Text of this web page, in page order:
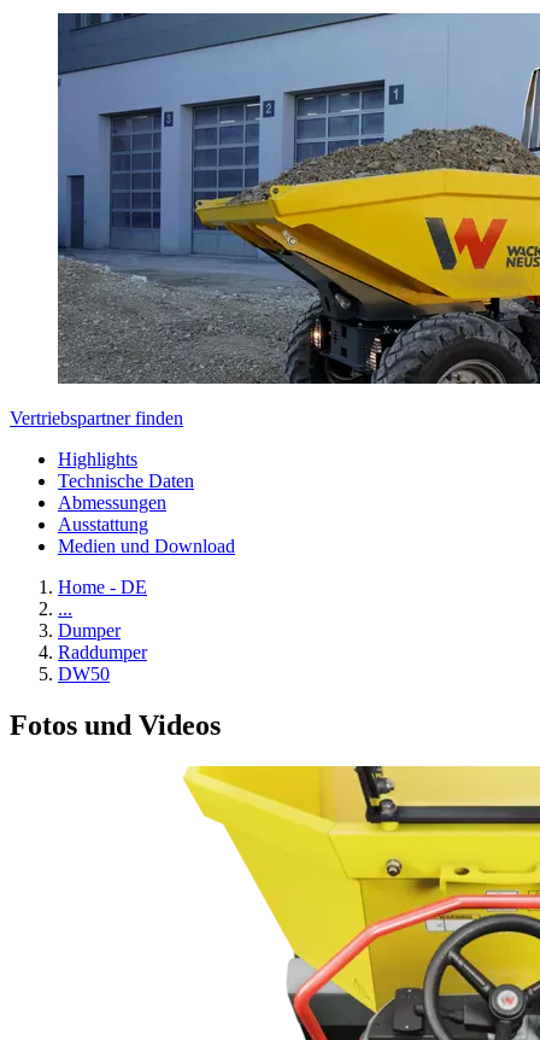
Vertriebspartner finden
Highlights
Technische Daten
Abmessungen
Ausstattung
Medien und Download
Home - DE
...
Dumper
Raddumper
DW50
Fotos und Videos